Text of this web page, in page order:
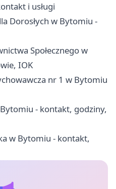
i usługi
Dorosłych w Bytomiu -
Społecznego w
IOK
nr 1 w Bytomiu
- kontakt, godziny,
w Bytomiu - kontakt,